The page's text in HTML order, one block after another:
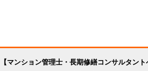
【マンション管理士・長期修繕コンサルタン